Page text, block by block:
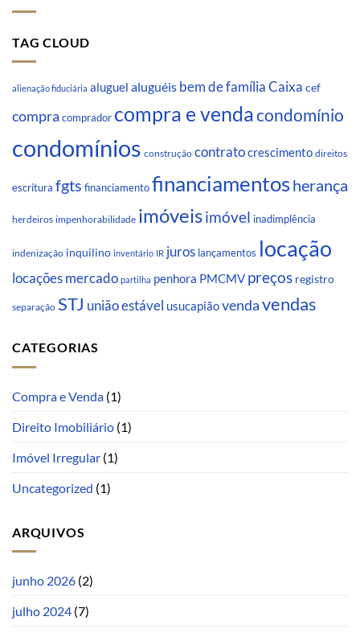
TAG CLOUD
alienação fiduciária aluguel aluguéis bem de família Caixa cef
compra comprador compra e vendacondomínio
condomínios construção contratocrescimento direitos
escritura fgts financiamentofinanciamentosherança
herdeiros impenhorabilidade imóveisimóvel inadimplência
indenização inquilino inventário IR juros lançamentos locação
locações mercado partilha penhora PMCMV preços registro
separação STJ união estável usucapiãovendavendas
CATEGORIAS
Compra e Venda (1)
Direito Imobiliário (1)
Imóvel Irregular (1)
Uncategorized (1)
ARQUIVOS
junho 2026 (2)
julho 2024 (7)